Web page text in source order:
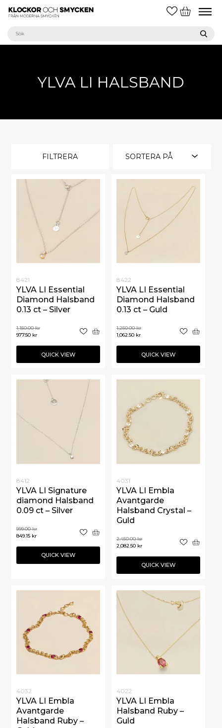
YLVA LI HALSBAND
FILTRERA SORTERA PÅ
8421
YLVA LI Essential
Diamond Halsband
0.13 ct – Silver
1,150.00kr
977.50 kr
QUICK VIEW
8422
YLVA LI Essential
Diamond Halsband
0.13 ct – Guld
1,250.00kr
1,062.50 kr
QUICK VIEW
8412
YLVA LI Signature
diamond Halsband
0.09 ct – Silver
999.00kr
849.15 kr
QUICK VIEW
4031
YLVA LI Embla
Avantgarde
Halsband Crystal –
Guld
2,450.00kr
2,082.50 kr
QUICK VIEW
4032
YLVA LI Embla
Avantgarde
Halsband Ruby –
4022
YLVA LI Embla
Halsband Ruby –
Guld